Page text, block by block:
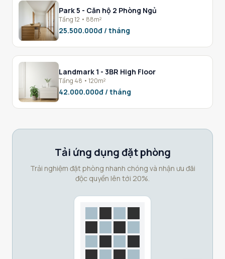
Park 5 - Căn hộ 2 Phòng Ngủ
Tầng 12 • 88m²
25.500.000đ / tháng
Landmark 1 - 3BR High Floor
Tầng 48 • 120m²
42.000.000đ / tháng
Tải ứng dụng đặt phòng
Trải nghiệm đặt phòng nhanh chóng và nhận ưu đãi
độc quyền lên tới 20%.